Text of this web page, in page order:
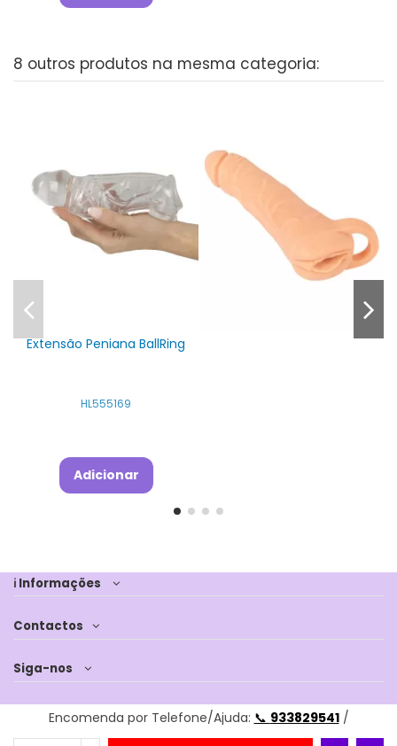
8 outros produtos na mesma categoria:
Extensão Peniana BallRing
HL555169
Adicionar
ℹ Informações
Contactos
Siga-nos
Encomenda por Telefone/Ajuda: 📞 933829541/
💬WhatsApp